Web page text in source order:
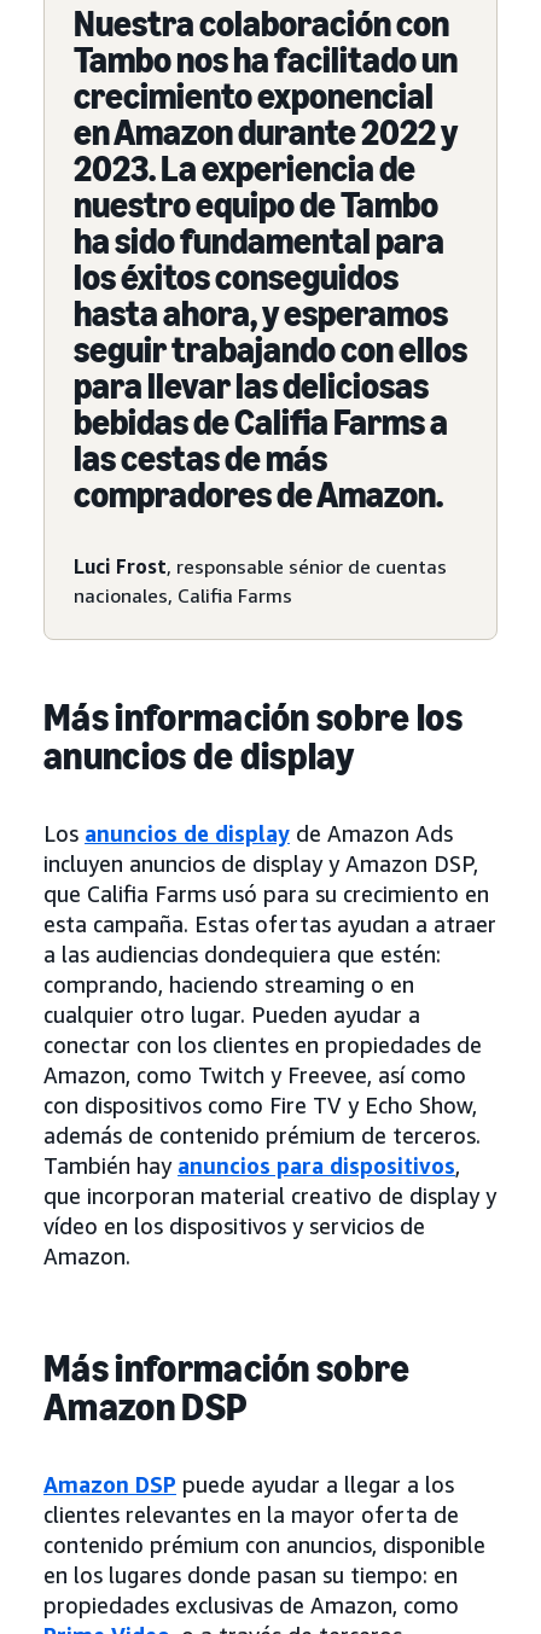
Nuestra colaboración con
Tambo nos ha facilitado un
crecimiento exponencial
en Amazon durante 2022 y
2023. La experiencia de
nuestro equipo de Tambo
ha sido fundamental para
los éxitos conseguidos
hasta ahora, y esperamos
seguir trabajando con ellos
para llevar las deliciosas
bebidas de Califia Farms a
las cestas de más
compradores de Amazon.
Luci Frost, responsable sénior de cuentas
nacionales, Califia Farms
Más información sobre los
anuncios de display
Los anuncios de display de Amazon Ads
incluyen anuncios de display y Amazon DSP,
que Califia Farms usó para su crecimiento en
esta campaña. Estas ofertas ayudan a atraer
a las audiencias dondequiera que estén:
comprando, haciendo streaming o en
cualquier otro lugar. Pueden ayudar a
conectar con los clientes en propiedades de
Amazon, como Twitch y Freevee, así como
con dispositivos como Fire TV y Echo Show,
además de contenido prémium de terceros.
También hay anuncios para dispositivos,
que incorporan material creativo de display y
vídeo en los dispositivos y servicios de
Amazon.
Más información sobre
Amazon DSP
Amazon DSP puede ayudar a llegar a los
clientes relevantes en la mayor oferta de
contenido prémium con anuncios, disponible
en los lugares donde pasan su tiempo: en
propiedades exclusivas de Amazon, como